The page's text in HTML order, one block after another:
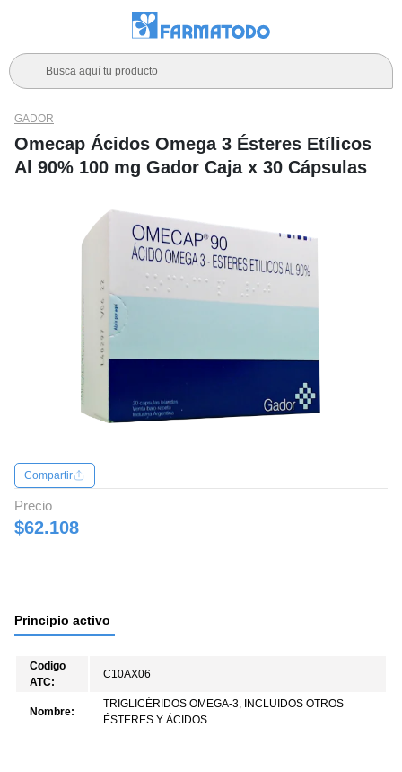
Busca aquí tu producto
GADOR
Omecap Ácidos Omega 3 Ésteres Etílicos
Al 90% 100 mg Gador Caja x 30 Cápsulas
Compartir
Precio
$62.108
Principio activo
Codigo
ATC:
C10AX06
Nombre:
TRIGLICÉRIDOS OMEGA-3, INCLUIDOS OTROS
ÉSTERES Y ÁCIDOS